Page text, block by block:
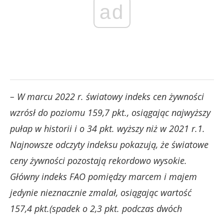
ad
– W marcu 2022 r. światowy indeks cen żywności
wzrósł do poziomu 159,7 pkt., osiągając najwyższy
pułap w historii i o 34 pkt. wyższy niż w 2021 r.1.
Najnowsze odczyty indeksu pokazują, że światowe
ceny żywności pozostają rekordowo wysokie.
Główny indeks FAO pomiędzy marcem i majem
jedynie nieznacznie zmalał, osiągając wartość
157,4 pkt.(spadek o 2,3 pkt. podczas dwóch